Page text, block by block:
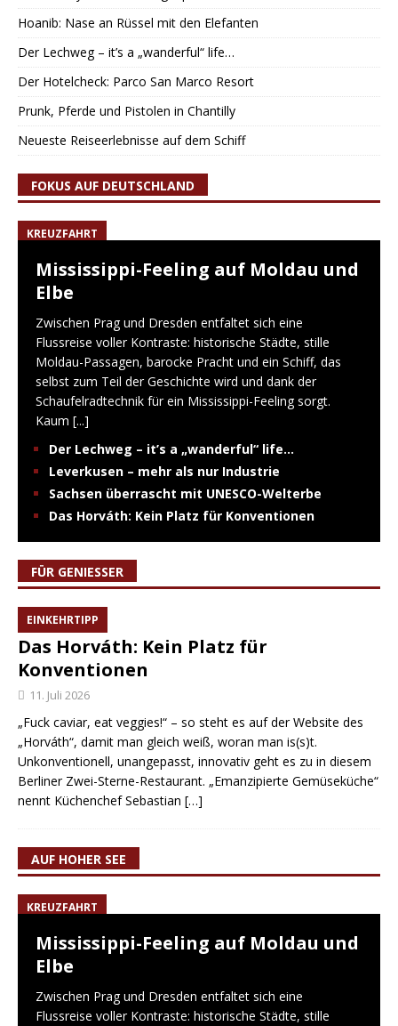
Hoanib: Nase an Rüssel mit den Elefanten
Der Lechweg – it’s a „wanderful“ life…
Der Hotelcheck: Parco San Marco Resort
Prunk, Pferde und Pistolen in Chantilly
Neueste Reiseerlebnisse auf dem Schiff
FOKUS AUF DEUTSCHLAND
KREUZFAHRT
Mississippi-Feeling auf Moldau und
Elbe
Zwischen Prag und Dresden entfaltet sich eine
Flussreise voller Kontraste: historische Städte, stille
Moldau-Passagen, barocke Pracht und ein Schiff, das
selbst zum Teil der Geschichte wird und dank der
Schaufelradtechnik für ein Mississippi-Feeling sorgt.
Kaum [...]
Der Lechweg – it’s a „wanderful“ life…
Leverkusen – mehr als nur Industrie
Sachsen überrascht mit UNESCO-Welterbe
Das Horváth: Kein Platz für Konventionen
FÜR GENIESSER
EINKEHRTIPP
Das Horváth: Kein Platz für
Konventionen
11. Juli 2026
„Fuck caviar, eat veggies!“ – so steht es auf der Website des
„Horváth“, damit man gleich weiß, woran man is(s)t.
Unkonventionell, unangepasst, innovativ geht es zu in diesem
Berliner Zwei-Sterne-Restaurant. „Emanzipierte Gemüseküche“
nennt Küchenchef Sebastian […]
AUF HOHER SEE
KREUZFAHRT
Mississippi-Feeling auf Moldau und
Elbe
Zwischen Prag und Dresden entfaltet sich eine
Flussreise voller Kontraste: historische Städte, stille